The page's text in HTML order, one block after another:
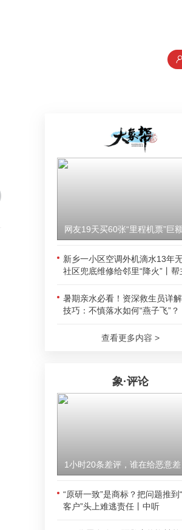
新乡一小区空调外机滴水13年
社区兜底维修给邻里“降火”丨帮
暑期亲水必看！资深救生员详
技巧：不慎落水如何“燕子飞”？
查看更多内容 >
象·评论
“原研一致”是商标？把问题推到
客户”头上难逃责任丨中听